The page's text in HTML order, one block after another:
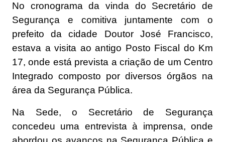
No cronograma da vinda do Secretário de
Segurança e comitiva juntamente com o
prefeito da cidade Doutor José Francisco,
estava a visita ao antigo Posto Fiscal do Km
17, onde está prevista a criação de um Centro
Integrado composto por diversos órgãos na
área da Segurança Pública.
Na Sede, o Secretário de Segurança
concedeu uma entrevista à imprensa, onde